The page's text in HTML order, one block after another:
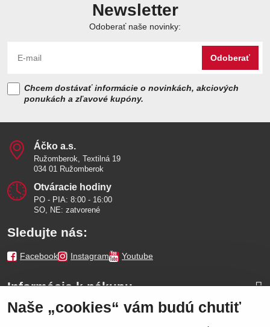
Newsletter
Odoberať naše novinky:
Odoberať
Chcem dostávať informácie o novinkách, akciových
ponukách a zľavové kupóny.
Áčko a​.s​.
Ružomberok, Textilná 19
034 01 Ružomberok
Otváracie hodiny
PO - PIA: 8:00 - 16:00
SO, NE: zatvorené
Sledujte nás:
Facebook Instagram Youtube
Informácie k nákupu
Naše značky
Naše „cookies“ vám budú chutiť